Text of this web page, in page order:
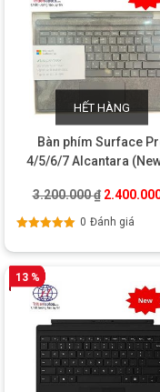
HẾT HÀNG
Bàn phím Surface
4/5/6/7 Alcantara
3.200.000₫ Giá gốc
0 Đánh giá
13 %